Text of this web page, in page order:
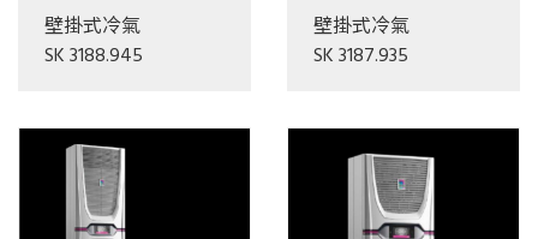
壁掛式冷氣
SK 3188.945
壁掛式冷氣
SK 3187.935